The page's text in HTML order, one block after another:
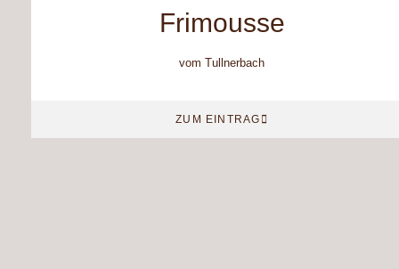
Frimousse
vom Tullnerbach
ZUM EINTRAG